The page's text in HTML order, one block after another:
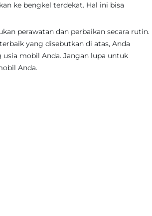
ke bengkel terdekat. Hal ini bisa
perawatan dan perbaikan secara rutin.
yang disebutkan di atas, Anda
mobil Anda. Jangan lupa untuk
Anda.